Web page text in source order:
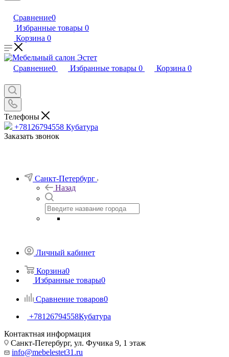
Сравнение0
Избранные товары 0
Корзина 0
Сравнение0 Избранные товары 0 Корзина 0
Телефоны
+78126794558 Кубатура
Заказать звонок
Санкт-Петербург
Назад
Личный кабинет
Корзина0
Избранные товары0
Сравнение товаров0
+78126794558Кубатура
Контактная информация
Санкт-Петербург, ул. Фучика 9, 1 этаж
info@mebelestet31.ru